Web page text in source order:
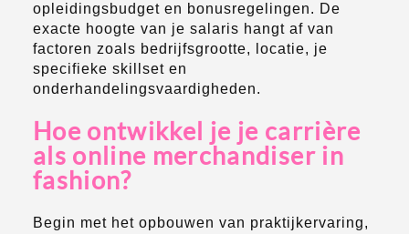
opleidingsbudget en bonusregelingen. De
exacte hoogte van je salaris hangt af van
factoren zoals bedrijfsgrootte, locatie, je
specifieke skillset en
onderhandelingsvaardigheden.
Hoe ontwikkel je je carrière
als online merchandiser in
fashion?
Begin met het opbouwen van praktijkervaring,